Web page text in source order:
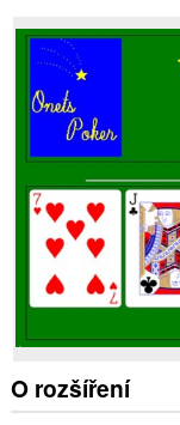
O rozšíření